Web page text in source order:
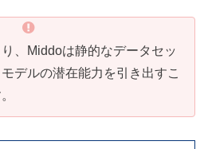
、Middoは静的なデータセッ
デルの潜在能力を引き出すこ